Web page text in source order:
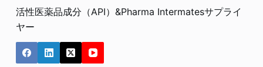
活性医薬品成分（API）&Pharma Intermatesサプライ
ヤー